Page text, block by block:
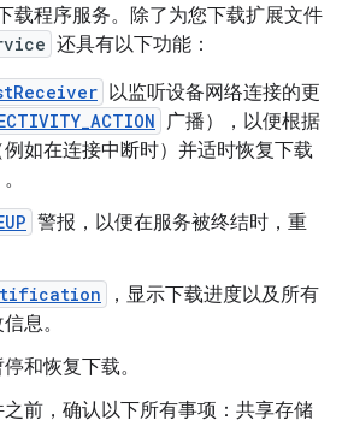
载程序服务。除了为您下载扩展文件
还具有以下功能：
以监听设备网络连接的更
广播），以便根据
如在连接中断时）并适时恢复下载
警报，以便在服务被终结时，重
，显示下载进度以及所有
息。
和恢复下载。
前，确认以下所有事项：共享存储